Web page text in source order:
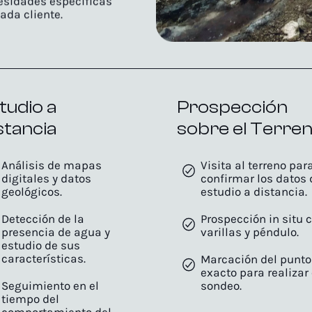
cliente.
a
Análisis de mapas
digitales y datos
geológicos.
Detección de la
presencia de agua y
estudio de sus
características.
Seguimiento en el
tiempo del
Prospección
sobre el
Visita al terreno
confirmar los datos
estudio a distancia.
Prospección in situ
varillas y péndulo.
Marcación del punto
exacto para realizar
sondeo.